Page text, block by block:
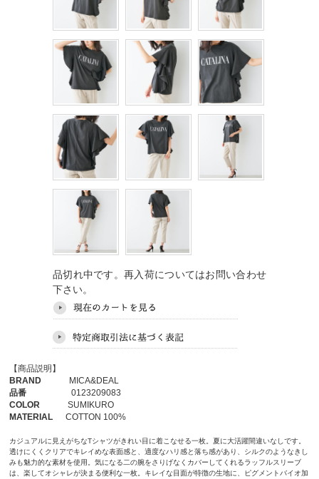
品切れ中です。再入荷についてはお問い合わせ
下さい。
【商品説明】
BRAND MICA&DEAL
品番 0123209083
COLOR SUMIKURO
MATERIAL COTTON 100%
カジュアルに見えがちなTシャツがきれい目に着こなせる一枚。夏に大活躍間違いなしです。
透けにくくクリアでキレイめな表面感と、適度なハリ感と落ち感があり、シルクのようなきし
みも魅力的な素材を使用。気になる二の腕をさりげなくカバーしてくれるラッフルスリーブ
は、楽してオシャレが決まる便利な一枚。キレイな目面が特徴の生地に、ピグメントバイオ加